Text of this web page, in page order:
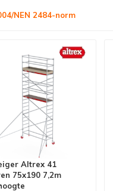
Nederland
Altrex 41
75x190 7,2m